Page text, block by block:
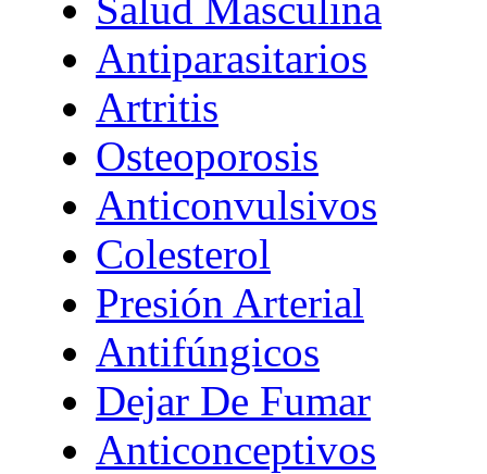
Antiparasitarios
Artritis
Osteoporosis
Anticonvulsivos
Colesterol
Presión Arterial
Antifúngicos
Dejar De Fumar
Anticonceptivos